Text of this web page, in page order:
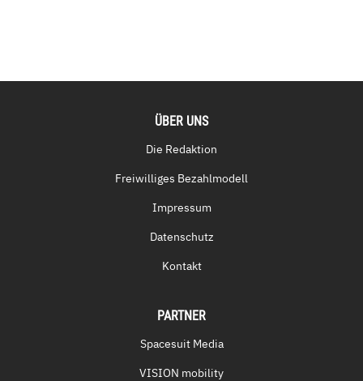
ÜBER UNS
Die Redaktion
Freiwilliges Bezahlmodell
Impressum
Datenschutz
Kontakt
PARTNER
Spacesuit Media
VISION mobility